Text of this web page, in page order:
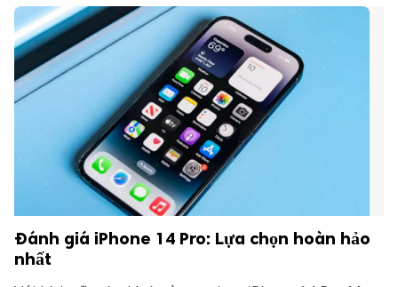
Đánh giá iPhone 14 Pro: Lựa chọn hoàn hảo
nhất